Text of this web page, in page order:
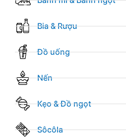
Bia & Rượu
Đồ uống
Nến
Kẹo & Đồ ngọt
Sôcôla